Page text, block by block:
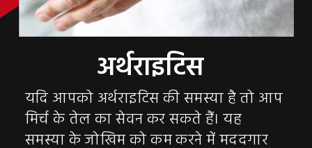
अर्थराइटिस
यदि आपको अर्थराइटिस की समस्या है तो आप
मिर्च के तेल का सेवन कर सकते हैं। यह
समस्या के जोखिम को कम करने में मददगार